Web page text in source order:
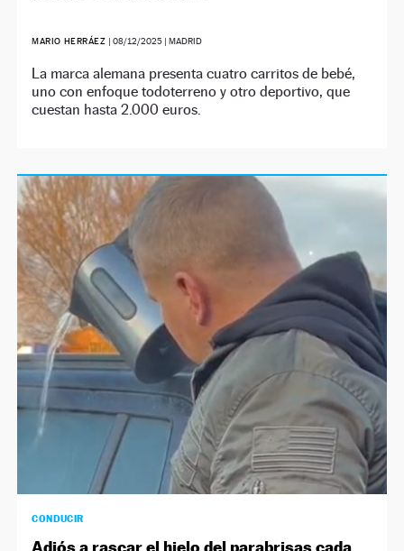
MARIO HERRÁEZ | 08/12/2025| MADRID
La marca alemana presenta cuatro carritos de bebé,
uno con enfoque todoterreno y otro deportivo, que
cuestan hasta 2.000 euros.
CONDUCIR